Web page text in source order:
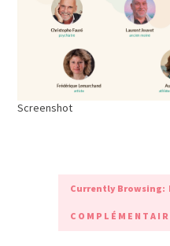
Screenshot
Currently Browsing: